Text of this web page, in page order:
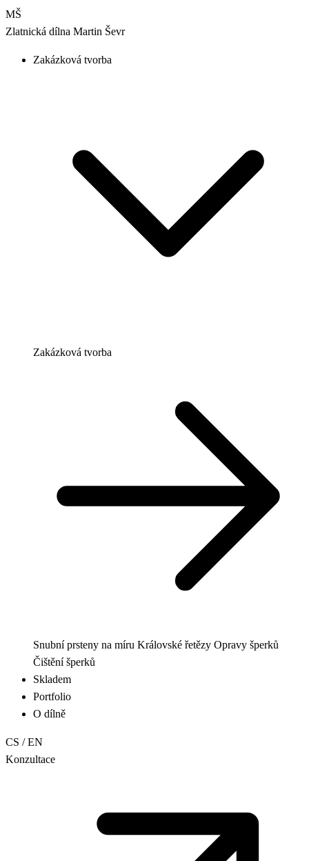
MŠ
Zlatnická dílna Martin Ševr
Zakázková tvorba
Zakázková tvorba
Snubní prsteny na míru Královské řetězy Opravy šperků
Čištění šperků
Skladem
Portfolio
O dílně
CS / EN
Konzultace